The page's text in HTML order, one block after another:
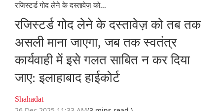
रजिस्टर्ड गोद लेने के दस्तावेज़ को...
रजिस्टर्ड गोद लेने के दस्तावेज़ को तब तक
असली माना जाएगा, जब तक स्वतंत्र
कार्यवाही में इसे गलत साबित न कर दिया
जाए: इलाहाबाद हाईकोर्ट
Shahadat